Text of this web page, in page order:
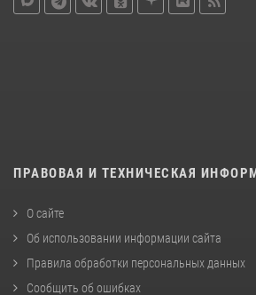
ПРАВОВАЯ И ТЕХНИЧЕСКАЯ
О сайте
Об использовании информации сайта
Правила обработки персональных данных
Сообщить об ошибках